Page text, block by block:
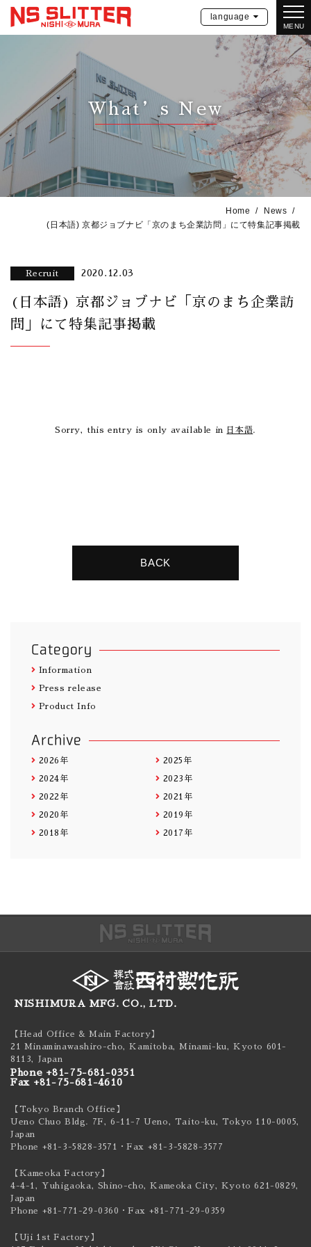
MENU
language
What’s New
Home
News
(日本語) 京都ジョブナビ「京のまち企業訪問」にて特集記事掲載
Recruit 2020.12.03
(日本語) 京都ジョブナビ「京のまち企業訪
問」にて特集記事掲載
Sorry, this entry is only available in 日本語.
BACK
Category
Information
Press release
Product Info
Archive
2026年 2025年
2024年 2023年
2022年 2021年
2020年 2019年
2018年 2017年
NISHIMURA MFG. CO., LTD.
【Head Office & Main Factory】
21 Minaminawashiro-cho, Kamitoba, Minami-ku,Kyoto 601-
8113, Japan
Phone +81-75-681-0351
Fax +81-75-681-4610
【Tokyo Branch Office】
Ueno Chuo Bldg. 7F, 6-11-7 Ueno, Taito-ku, Tokyo 110-0005,
Japan
Phone +81-3-5828-3571
・Fax +81-3-5828-3577
【Kameoka Factory】
4-4-1, Yuhigaoka, Shino-cho, Kameoka City, Kyoto 621-0829,
Japan
Phone +81-771-29-0360 ・Fax +81-771-29-0359
【Uji 1st Factory】